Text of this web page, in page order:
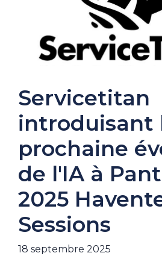
Servicetitan
introduisant
prochaine
de l'IA à
2025
Sessions
18 septembre 2025